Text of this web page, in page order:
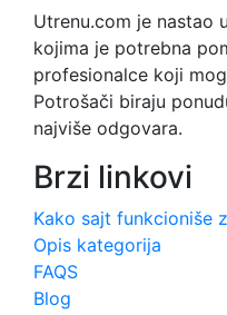
Utrenu.com je nastao
kojima je potrebna
profesionalce koji
Potrošači biraju
najviše odgovara.
Brzi linkovi
Kako sajt funkcioniše
Opis kategorija
FAQS
Blog